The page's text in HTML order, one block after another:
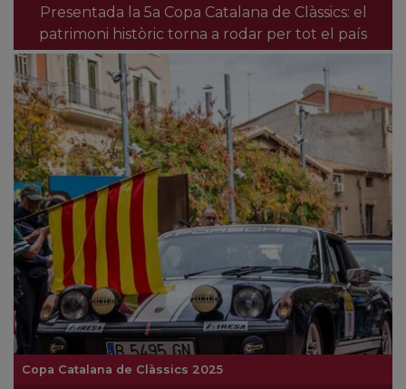
Presentada la 5a Copa Catalana de Clàssics: el
patrimoni històric torna a rodar per tot el país
Copa Catalana de Clàssics 2025